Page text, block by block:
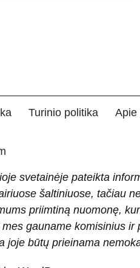
Turinio politika Apie
svetainėje pateikta
šaltiniuose, tačiau
priimtiną nuomonę,
gauname komisinius
joje būtų prieinama